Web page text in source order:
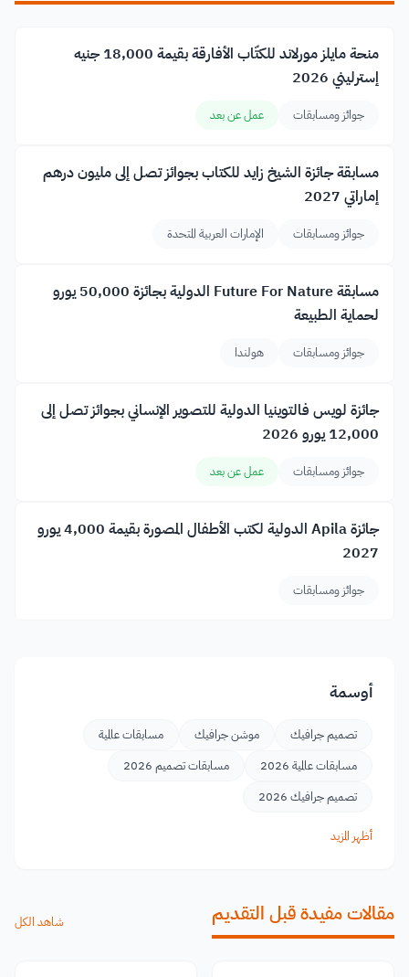
منحة مايلز مورلاند للكتّاب الأفارقة بقيمة 18,000 جنيه
إسترليني 2026
جوائز ومسابقات عمل عن بعد
مسابقة جائزة الشيخ زايد للكتاب بجوائز تصل إلى مليون درهم
إماراتي 2027
جوائز ومسابقات الإمارات العربية المتحدة
مسابقة Future For Nature الدولية بجائزة 50,000 يورو
لحماية الطبيعة
جوائز ومسابقات هولندا
جائزة لويس فالتوينيا الدولية للتصوير الإنساني بجوائز تصل إلى
12,000 يورو 2026
جوائز ومسابقات عمل عن بعد
جائزة Apila الدولية لكتب الأطفال المصورة بقيمة 4,000 يورو
2027
جوائز ومسابقات
أوسمة
تصميم جرافيك موشن جرافيك
مسابقات عالمية
مسابقات عالمية 2026
مسابقات تصميم 2026
تصميم جرافيك 2026
أظهر المزيد
مقالات مفيدة قبل التقديم شاهد الكل